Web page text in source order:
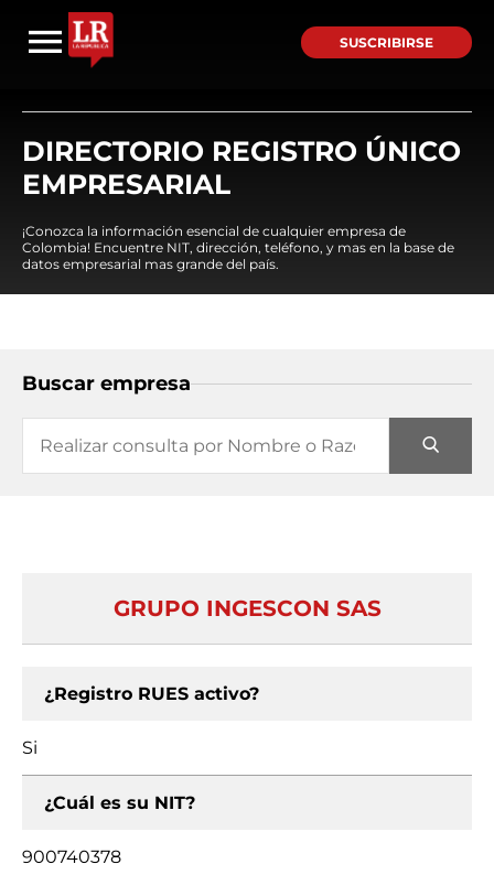
SUSCRIBIRSE
DIRECTORIO REGISTRO ÚNICO
EMPRESARIAL
¡Conozca la información esencial de cualquier empresa de
Colombia! Encuentre NIT, dirección, teléfono, y mas en la base de
datos empresarial mas grande del país.
Buscar empresa
GRUPO INGESCON SAS
¿Registro RUES activo?
Si
¿Cuál es su NIT?
900740378